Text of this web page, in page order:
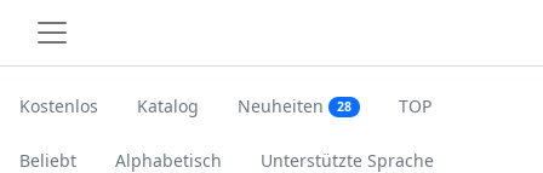
Kostenlos Katalog Neuheiten 28 TOP
Beliebt Alphabetisch Unterstützte Sprache